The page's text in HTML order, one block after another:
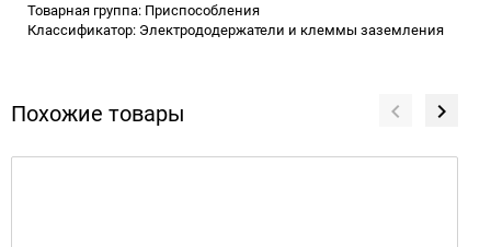
Товарная группа: Приспособления
Классификатор: Электрододержатели и клеммы заземления
Похожие товары